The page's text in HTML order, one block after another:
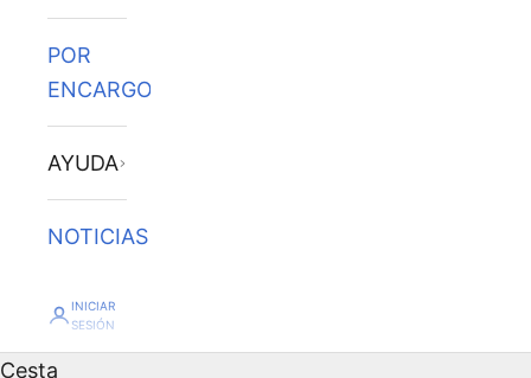
POR
ENCARGO
AYUDA
NOTICIAS
INICIAR
SESIÓN
Cesta